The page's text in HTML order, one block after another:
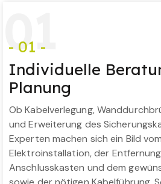
01
- 01 -
Individuelle
Planung
Ob Kabelverlegung,
und Erweiterung des
Experten machen sich ein Bild
Elektroinstallation, der
Anschlusskasten und dem